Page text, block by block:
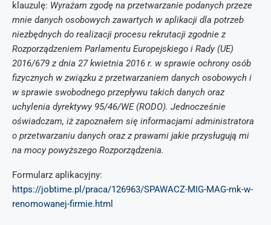
klauzulę: Wyrażam zgodę na przetwarzanie podanych przeze
mnie danych osobowych zawartych w aplikacji dla potrzeb
niezbędnych do realizacji procesu rekrutacji zgodnie z
Rozporządzeniem Parlamentu Europejskiego i Rady (UE)
2016/679 z dnia 27 kwietnia 2016 r. w sprawie ochrony osób
fizycznych w związku z przetwarzaniem danych osobowych i
w sprawie swobodnego przepływu takich danych oraz
uchylenia dyrektywy 95/46/WE (RODO). Jednocześnie
oświadczam, iż zapoznałem się informacjami administratora
o przetwarzaniu danych oraz z prawami jakie przysługują mi
na mocy powyższego Rozporządzenia.
Formularz aplikacyjny:
https://jobtime.pl/praca/126963/SPAWACZ-MIG-MAG-mk-w-
renomowanej-firmie.html